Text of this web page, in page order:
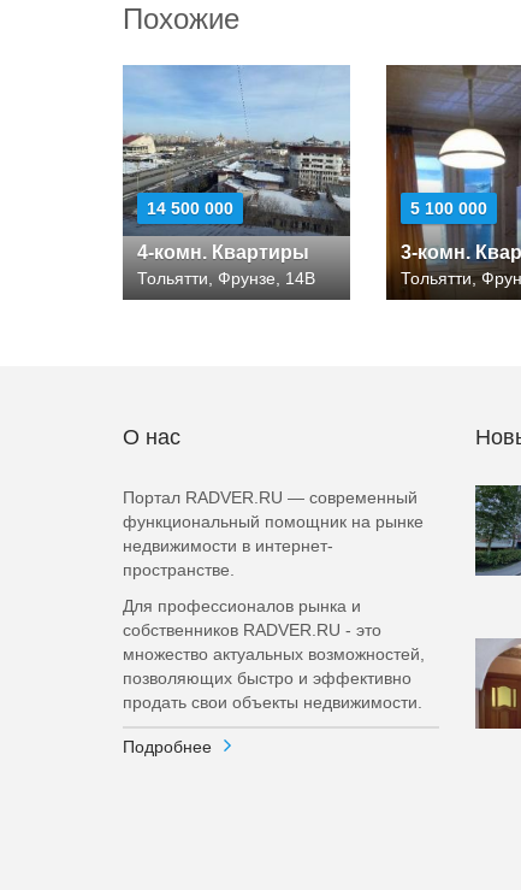
Похожие
14 500 000
4-комн. Квартиры
Тольятти, Фрунзе, 14В
5 100 000
3-комн.
Тольятти,
О нас
Портал RADVER.RU — современный
функциональный помощник на рынке
недвижимости в интернет-
пространстве.
Для профессионалов рынка и
собственников RADVER.RU - это
множество актуальных возможностей,
позволяющих быстро и эффективно
продать свои объекты недвижимости.
Подробнее